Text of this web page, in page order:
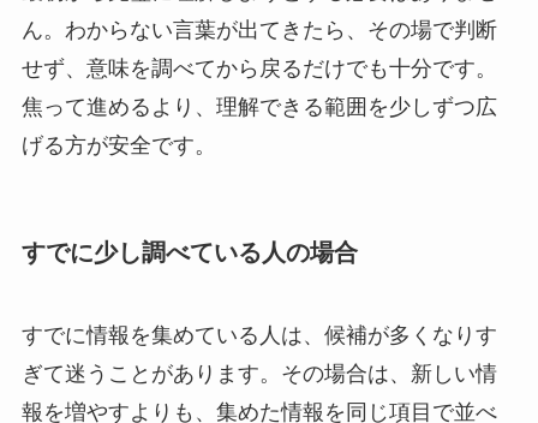
ん。わからない言葉が出てきたら、その場で判断
せず、意味を調べてから戻るだけでも十分です。
焦って進めるより、理解できる範囲を少しずつ広
げる方が安全です。
すでに少し調べている人の場合
すでに情報を集めている人は、候補が多くなりす
ぎて迷うことがあります。その場合は、新しい情
報を増やすよりも、集めた情報を同じ項目で並べ